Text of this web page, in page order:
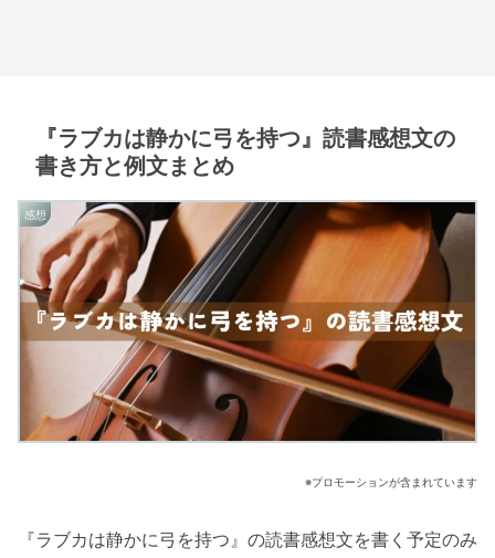
『ラブカは静かに弓を持つ』読書感想文の
書き方と例文まとめ
感想
※プロモーションが含まれています
『ラブカは静かに弓を持つ』の読書感想文を書く予定のみ